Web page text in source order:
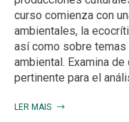
curso comienza con
ambientales, la
así como sobre
ambiental. Examina
pertinente para el
LER MAIS